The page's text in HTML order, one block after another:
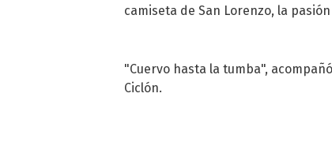
camiseta de San Lorenzo, la
"Cuervo hasta la tumba",
Ciclón.